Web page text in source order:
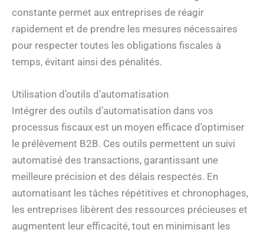
constante permet aux entreprises de réagir
rapidement et de prendre les mesures nécessaires
pour respecter toutes les obligations fiscales à
temps, évitant ainsi des pénalités.
Utilisation d’outils d’automatisation
Intégrer des outils d’automatisation dans vos
processus fiscaux est un moyen efficace d’optimiser
le prélèvement B2B. Ces outils permettent un suivi
automatisé des transactions, garantissant une
meilleure précision et des délais respectés. En
automatisant les tâches répétitives et chronophages,
les entreprises libèrent des ressources précieuses et
augmentent leur efficacité, tout en minimisant les